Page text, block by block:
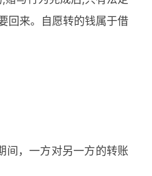
回来。自愿转的钱属于借
间，一方对另一方的转账